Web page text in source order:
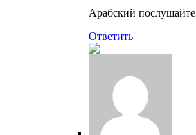
Арабский послушайте
Ответить